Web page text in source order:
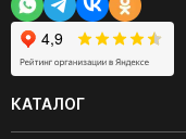
КАТАЛОГ